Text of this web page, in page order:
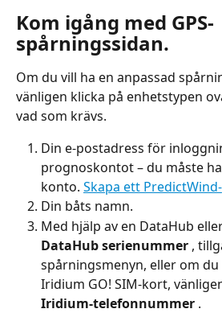
Kom igång med GPS-
spårningssidan.
Om du vill ha en anpassad
vänligen klicka på enhetstypen
vad som krävs.
Din e-postadress för
prognoskontot – du måste
konto. Skapa ett
Din båts namn.
Med hjälp av en DataHub
DataHub serienummer ,
spårningsmenyn, eller om
Iridium GO! SIM-kort,
Iridium-telefonnummer .